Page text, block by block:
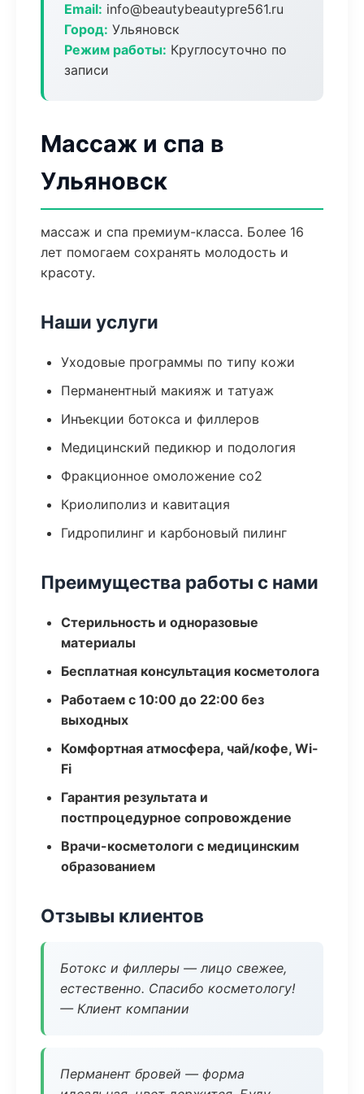
Email: info@beautybeautypre561.ru
Город: Ульяновск
Режим работы: Круглосуточно по
записи
Массаж и спа в
Ульяновск
массаж и спа премиум-класса. Более 16
лет помогаем сохранять молодость и
красоту.
Наши услуги
Уходовые программы по типу кожи
Перманентный макияж и татуаж
Инъекции ботокса и филлеров
Медицинский педикюр и подология
Фракционное омоложение co2
Криолиполиз и кавитация
Гидропилинг и карбоновый пилинг
Преимущества работы с нами
Стерильность и одноразовые
материалы
Бесплатная консультация косметолога
Работаем с 10:00 до 22:00 без
выходных
Комфортная атмосфера, чай/кофе, Wi-
Fi
Гарантия результата и
постпроцедурное сопровождение
Врачи-косметологи с медицинским
образованием
Отзывы клиентов
Ботокс и филлеры — лицо свежее,
естественно. Спасибо косметологу!
— Клиент компании
Перманент бровей — форма